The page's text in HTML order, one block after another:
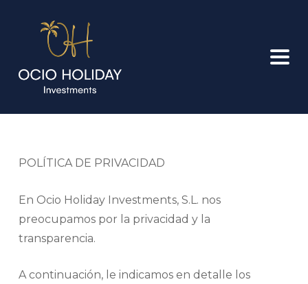
POLÍTICA DE PRIVACIDAD
En Ocio Holiday Investments, S.L. nos
preocupamos por la privacidad y la
transparencia.
A continuación, le indicamos en detalle los